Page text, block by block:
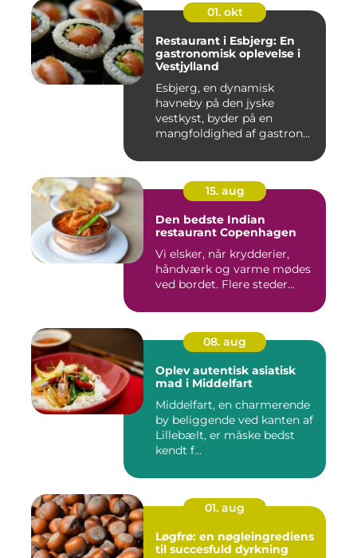
01. okt
Restaurant i Esbjerg: En
gastronomisk oplevelse i
Vestjylland
Esbjerg, en dynamisk
havneby på den jyske
vestkyst, byder på en
mangfoldighed af gastron...
15. aug
Den bedste Indian
restaurant Copenhagen
Vi elsker, når krydderier,
håndværk og varme mødes
ved bordet. Flere steder...
08. aug
Oplev autentisk asiatisk
mad i Middelfart
Middelfart, en charmerende
by beliggende ved kanten af
Lillebælt, er måske bedst
kendt f...
01. aug
Løgfrø: en nøgleingrediens
til succesfuld dyrkning